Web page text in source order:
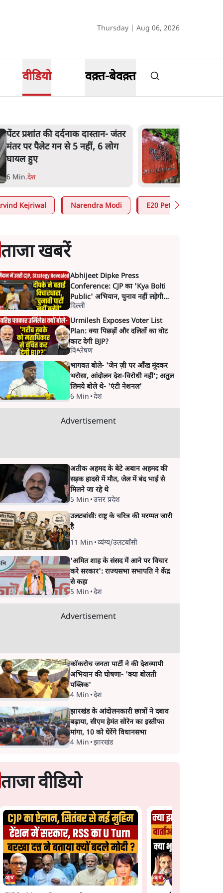
Thursday | Aug 06, 2026
वीडियो वक़्त-बेवक़्त
पेंटर प्रशांत की दर्दनाक दास्तान- जंतर
मंतर पर पैलेट गन से 5 नहीं, 6 लोग
घायल हुए
6 Min.देश
Kejriwal Narendra Modi E20 Petrol Controversy
ताजा खबरें
Abhijeet Dipke Press
Conference: CJP का 'Kya Bolti
Public' अभियान, चुनाव नहीं लड़ेगी
CJP!
दिल्ली
Urmilesh Exposes Voter List
Plan: क्या पिछड़ों और दलितों का वोट
काट देगी BJP?
विश्लेषण
भागवत बोले- 'जेन ज़ी पर आँख मूंदकर
भरोसा, आंदोलन देश-विरोधी नहीं'; अतुल
लिमये बोले थे- 'एंटी नेशनल'
6 Min •देश
Advertisement
अतीक अहमद के बेटे अबान अहमद की
सड़क हादसे में मौत, जेल में बंद भाई से
मिलने जा रहे थे
5 Min •उत्तर प्रदेश
उलटबांसीः राष्ट्र के चरित्र की मरम्मत जारी
है
11 Min •व्यंग्य/उलटबाँसी
'अमित शाह के संसद में आने पर विचार
करे सरकार': राज्यसभा सभापति ने केंद्र
से कहा
5 Min •देश
Advertisement
कॉकरोच जनता पार्टी ने की देशव्यापी
अभियान की घोषणा- 'क्या बोलती
पब्लिक'
4 Min •देश
झारखंड के आंदोलनकारी छात्रों ने दबाव
बढ़ाया, सीएम हेमंत सोरेन का इस्तीफा
मांगा, 10 को घेरेंगे विधानसभा
4 Min •झारखंड
ताजा वीडियो